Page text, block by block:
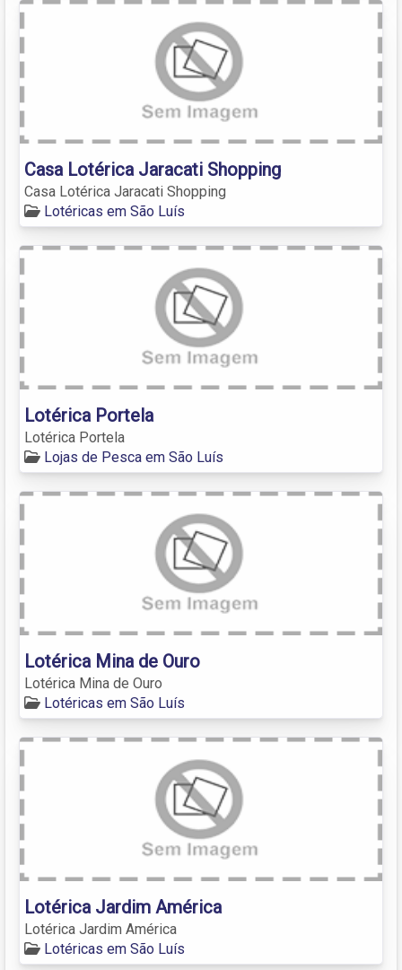
Casa Lotérica Jaracati Shopping
Casa Lotérica Jaracati Shopping
Lotéricas em São Luís
Lotérica Portela
Lotérica Portela
Lojas de Pesca em São Luís
Lotérica Mina de Ouro
Lotérica Mina de Ouro
Lotéricas em São Luís
Lotérica Jardim América
Lotérica Jardim América
Lotéricas em São Luís